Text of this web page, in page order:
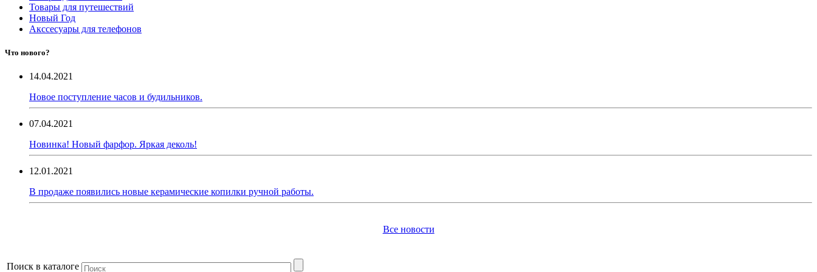
Товары для путешествий
Новый Год
Акссесуары для телефонов
Что нового?
14.04.2021
Новое поступление часов и будильников.
07.04.2021
Новинка! Новый фарфор. Яркая деколь!
12.01.2021
В продаже появились новые керамические копилки ручной работы.
Все новости
Поиск в каталоге